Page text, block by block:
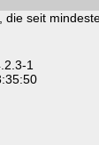
seit
1